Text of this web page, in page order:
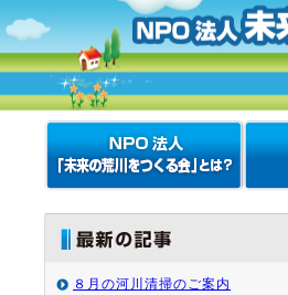
８月の河川清掃のご案内